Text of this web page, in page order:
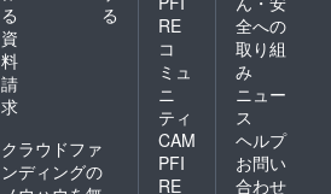
る
る
資
料
請
求
クラウドファ
ンディングの
RE
コ
ミュ
ニ
ティ
CAM
PFI
RE
全への
取り組
み
ニュー
ス
ヘルプ
お問い
合わせ